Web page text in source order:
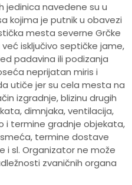
jedinica navedene su u
kojima je putnik u obavezi
mesta severne Grčke
isključivo septičke jame,
padavina ili podizanja
neprijatan miris i
utiče jer su cela mesta na
izgradnje, blizinu drugih
dimnjaka, ventilacija,
i termine gradnje objekata,
termine dostave
i sl. Organizator ne može
zvaničnih organa